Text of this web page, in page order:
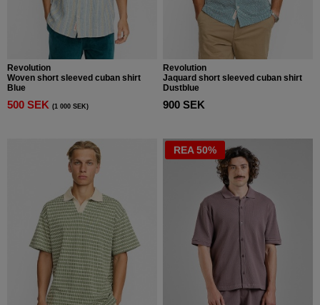
Revolution
Woven short sleeved cuban shirt
Blue
500 SEK (1 000 SEK)
Revolution
Jaquard short sleeved cuban shirt
Dustblue
900 SEK
REA 50%